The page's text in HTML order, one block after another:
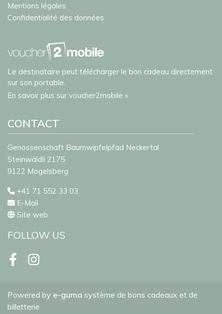
Mentions légales
Confidentialité des données
Le destinataire peut télécharger le bon cadeau directement
sur son portable.
En savoir plus sur voucher2mobile »
CONTACT
Genossenschaft Baumwipfelpfad Neckertal
Steinwäldli 2175
9122 Mogelsberg
+41 71 552 33 03
E-Mail
Site web
FOLLOW US
FacebookInstagram
Powered by e-guma système de bons cadeaux et de
billetterie